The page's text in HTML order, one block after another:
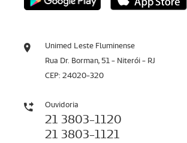
Unimed Leste Fluminense
Rua Dr. Borman, 51 - Niterói - RJ
CEP: 24020-320
Ouvidoria
21 3803-1120
21 3803-1121